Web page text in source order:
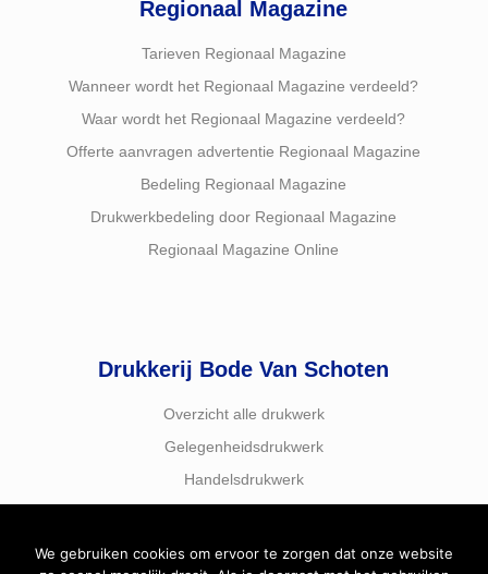
Regionaal Magazine
Tarieven Regionaal Magazine
Wanneer wordt het Regionaal Magazine verdeeld?
Waar wordt het Regionaal Magazine verdeeld?
Offerte aanvragen advertentie Regionaal Magazine
Bedeling Regionaal Magazine
Drukwerkbedeling door Regionaal Magazine
Regionaal Magazine Online
Drukkerij Bode Van Schoten
Overzicht alle drukwerk
Gelegenheidsdrukwerk
Handelsdrukwerk
We gebruiken cookies om ervoor te zorgen dat onze website